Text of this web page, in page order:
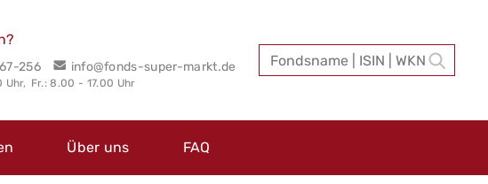
256 info@fonds-super-markt.de
Uhr, Fr.: 8.00 - 17.00 Uhr
Über uns FAQ